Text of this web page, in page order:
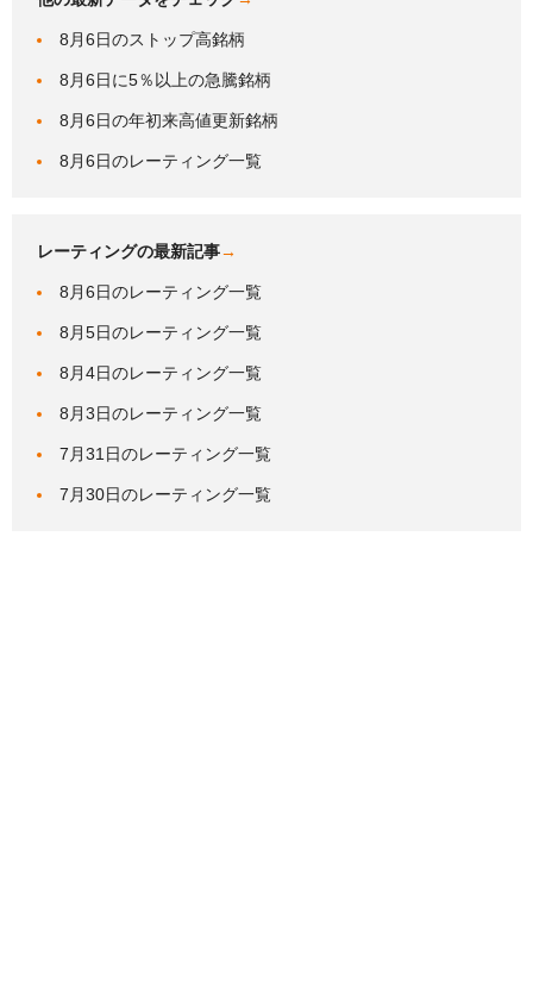
8月6日のストップ高銘柄
8月6日に5％以上の急騰銘柄
8月6日の年初来高値更新銘柄
8月6日のレーティング一覧
レーティングの最新記事→
8月6日のレーティング一覧
8月5日のレーティング一覧
8月4日のレーティング一覧
8月3日のレーティング一覧
7月31日のレーティング一覧
7月30日のレーティング一覧